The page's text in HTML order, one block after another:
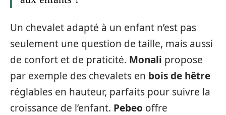
Un chevalet adapté à un enfant n’est pas
seulement une question de taille, mais aussi
de confort et de praticité. Monali propose
par exemple des chevalets en bois de hêtre
réglables en hauteur, parfaits pour suivre la
croissance de l’enfant. Pebeo offre